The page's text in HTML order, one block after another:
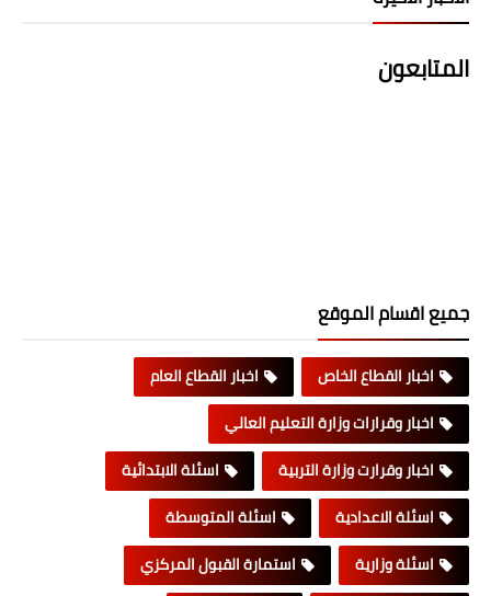
المتابعون
جميع اقسام الموقع
اخبار القطاع الخاص
اخبار القطاع العام
اخبار وقرارات وزارة التعليم العالي
اخبار وقرارت وزارة التربية
اسئلة الابتدائية
اسئلة الاعدادية
اسئلة المتوسطة
اسئلة وزارية
استمارة القبول المركزي